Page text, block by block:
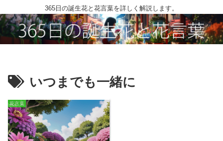
365日の誕生花と花言葉を詳しく解説します。
いつまでも一緒に
花言葉